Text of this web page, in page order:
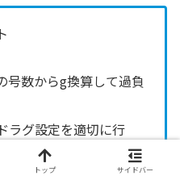
号数からg換算して過負
ラグ設定を適切に行
トップ サイドバー